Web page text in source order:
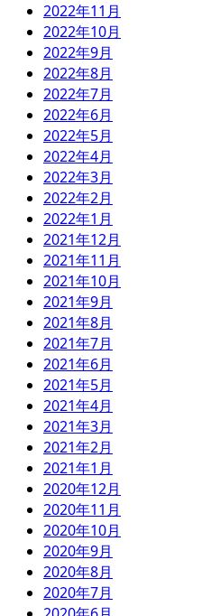
2022年11月
2022年10月
2022年9月
2022年8月
2022年7月
2022年6月
2022年5月
2022年4月
2022年3月
2022年2月
2022年1月
2021年12月
2021年11月
2021年10月
2021年9月
2021年8月
2021年7月
2021年6月
2021年5月
2021年4月
2021年3月
2021年2月
2021年1月
2020年12月
2020年11月
2020年10月
2020年9月
2020年8月
2020年7月